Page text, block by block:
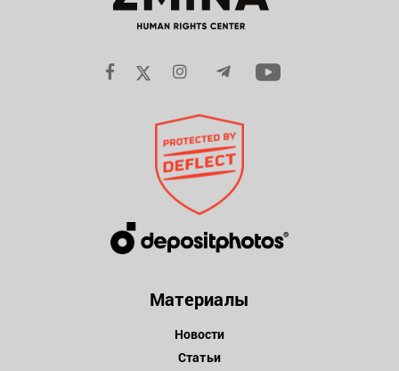
Материалы
Новости
Статьи